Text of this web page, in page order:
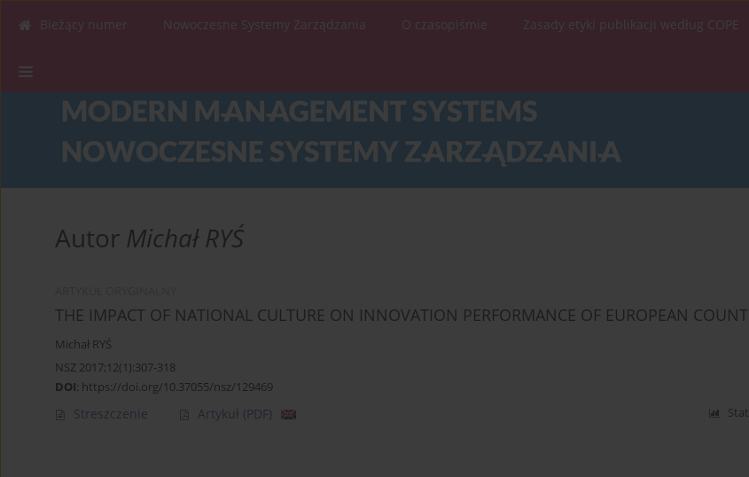
Bieżący numer Nowoczesne Systemy Zarządzania O czasopiśmie Zasady etyki publikacji według COPE
Autor Michał RYŚ
THE IMPACT OF NATIONAL CULTURE ON INNOVATION PERFORMANCE OF EUROPEAN
Michał RYŚ
NSZ 2017;12(1):307-318
DOI: https://doi.org/10.37055/nsz/129469
Streszczenie Artykuł (PDF)